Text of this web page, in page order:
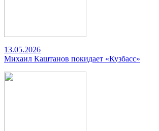
13.05.2026
Михаил Каштанов покидает «Кузбасс»